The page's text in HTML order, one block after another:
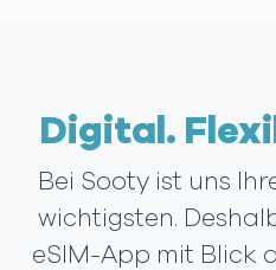
Digital.
Bei Sooty ist uns
wichtigsten.
eSIM-App mit Blick